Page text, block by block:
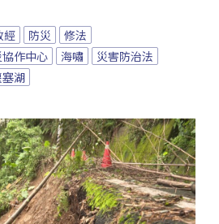
經 防災
修法
作中心
海嘯
災害防治法
湖